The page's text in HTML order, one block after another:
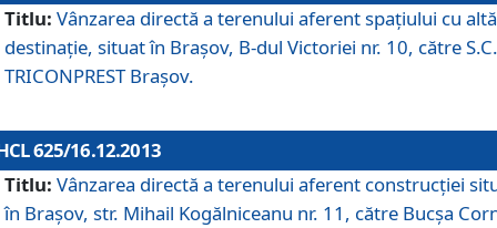
Titlu: Vânzarea directă a terenului aferent spaţiului cu altă
destinaţie, situat în Braşov, B-dul Victoriei nr. 10, către S.C.
TRICONPREST Braşov.
625/16.12.2013
Titlu: Vânzarea directă a terenului aferent construcţiei
în Braşov, str. Mihail Kogălniceanu nr. 11, către Bucşa